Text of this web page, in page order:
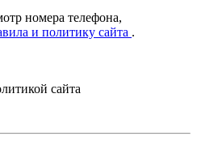
номера телефона,
и политику сайта .
сайта